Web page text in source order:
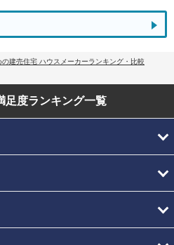
の建売住宅 ハウスメーカーランキング・比較
足度ランキング一覧